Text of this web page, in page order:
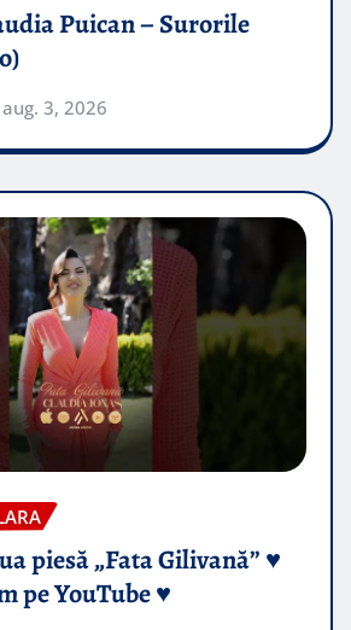
Puican – Surorile
aug. 3, 2026
piesă „Fata Gilivană” ♥️
pe YouTube ♥️